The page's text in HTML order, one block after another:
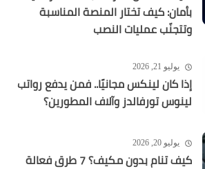
بأمان: كيف تختار المنصة المناسبة
وتتجنّب عمليات النصب
يوليو 21, 2026
إذا كان لينكس مجانيًا.. فمن يدفع رواتب
لينوس تورفالدز وآلاف المطورين؟
يوليو 20, 2026
كيف تنام بدون مكيف؟ 7 طرق فعالة